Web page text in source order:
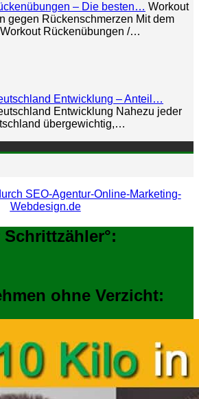
– Die besten… Workout
gegen Rückenschmerzen Mit dem
Rückenübungen /…
Entwicklung – Anteil…
Entwicklung Nahezu jeder
übergewichtig,…
SEO-Agentur-Online-Marketing-
Webdesign.de
ohne Verzicht: